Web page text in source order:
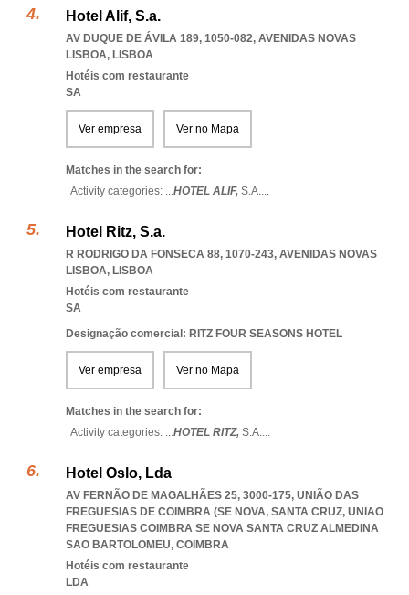
Hotel Alif, S.a.
AV DUQUE DE ÁVILA 189, 1050-082, AVENIDAS NOVAS
LISBOA, LISBOA
Hotéis com restaurante
SA
Ver empresa Ver no Mapa
Matches in the search for:
Activity categories: ...HOTEL ALIF, S.A....
Hotel Ritz, S.a.
R RODRIGO DA FONSECA 88, 1070-243, AVENIDAS NOVAS
LISBOA, LISBOA
Hotéis com restaurante
SA
Designação comercial: RITZ FOUR SEASONS HOTEL
Ver empresa Ver no Mapa
Matches in the search for:
Activity categories: ...HOTEL RITZ, S.A....
Hotel Oslo, Lda
AV FERNÃO DE MAGALHÃES 25, 3000-175, UNIÃO DAS
FREGUESIAS DE COIMBRA (SE NOVA, SANTA CRUZ, UNIAO
FREGUESIAS COIMBRA SE NOVA SANTA CRUZ ALMEDINA
SAO BARTOLOMEU, COIMBRA
Hotéis com restaurante
LDA